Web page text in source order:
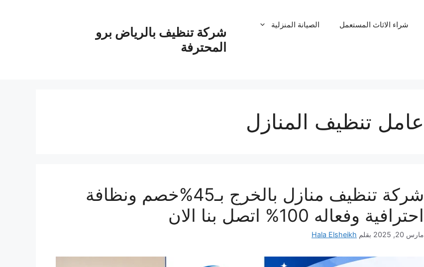
شركة تنظيف بالرياض برو
المحترفة
شراء الاثاث المستعمل الصيانة المنزلية
عامل تنظيف المنازل
شركة تنظيف منازل بالخرج بـ45%خصم ونظافة
احترافية وفعاله 100% اتصل بنا الان
مارس 20, 2025 بقلم Hala Elsheikh